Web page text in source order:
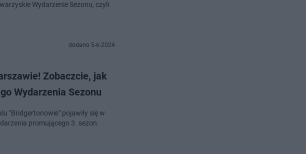
Wydarzenie Sezonu, czyli
dodano 5-6-2024
Zobaczcie, jak
Wydarzenia Sezonu
"Bridgertonowie" pojawiły się w
promującego 3. sezon.